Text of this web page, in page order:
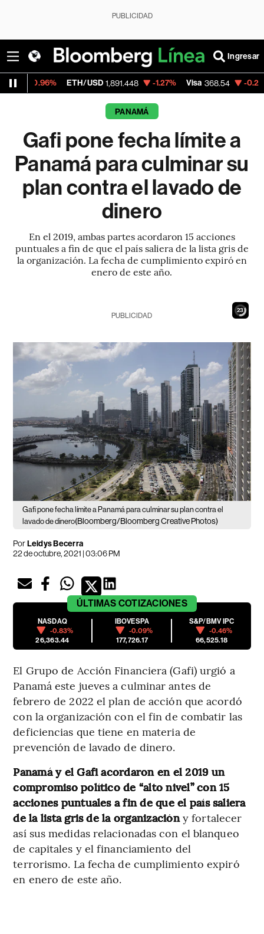
PUBLICIDAD
Ingresar
ETH/USD 1,891.448 -1.27% Visa 368.54 -0.28%
PANAMÁ
Gafi pone fecha límite a
Panamá para culminar su
plan contra el lavado de
dinero
En el 2019, ambas partes acordaron 15 acciones
puntuales a fin de que el país saliera de la lista gris de
la organización. La fecha de cumplimiento expiró en
enero de este año.
22
PUBLICIDAD
Gafi pone fecha límite a Panamá para culminar su plan contra el
lavado de dinero(Bloomberg/Bloomberg Creative Photos)
PorLeidys Becerra
22 de octubre, 2021 | 03:06 PM
ÚLTIMAS COTIZACIONES
NASDAQ
-0.83%
26,363.44
IBOVESPA
-0.09%
177,726.17
S&P/BMV IPC
-0.46%
66,525.18
El Grupo de Acción Financiera (Gafi) urgió a
Panamá este jueves a culminar antes de
febrero de 2022 el plan de acción que acordó
con la organización con el fin de combatir las
deficiencias que tiene en materia de
prevención de lavado de dinero.
Panamá y el Gafi acordaron en el 2019 un
compromiso político de “alto nivel” con 15
acciones puntuales a fin de que el país saliera
de la lista gris de la organizacióny fortalecer
así sus medidas relacionadas con el blanqueo
de capitales y el financiamiento del
terrorismo. La fecha de cumplimiento expiró
en enero de este año.